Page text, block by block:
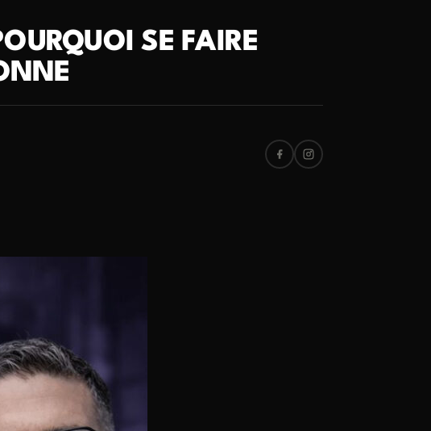
SE FAIRE